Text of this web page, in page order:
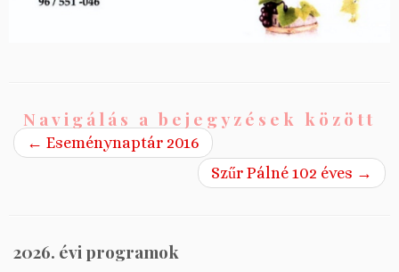
Navigálás a bejegyzések között
← Eseménynaptár 2016
Szűr Pálné 102 éves →
2026. évi programok